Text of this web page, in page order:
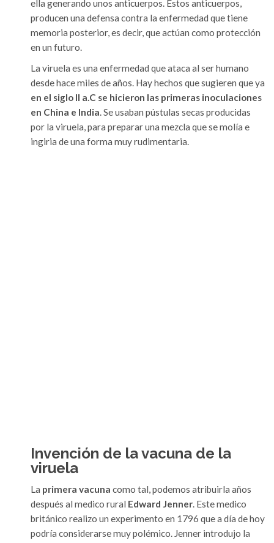
ella generando unos anticuerpos. Estos anticuerpos,
producen una defensa contra la enfermedad que tiene
memoria posterior, es decir, que actúan como protección
en un futuro.
La viruela es una enfermedad que ataca al ser humano
desde hace miles de años. Hay hechos que sugieren que ya
en el siglo II a.C se hicieron las primeras inoculaciones
en China e India . Se usaban pústulas secas producidas
por la viruela, para preparar una mezcla que se molía e
ingiria de una forma muy rudimentaria.
Invención de la vacuna de la
viruela
La primera vacuna como tal, podemos atribuirla años
después al medico rural Edward Jenner . Este medico
británico realizo un experimento en 1796 que a día de hoy
podría considerarse muy polémico. Jenner introdujo la